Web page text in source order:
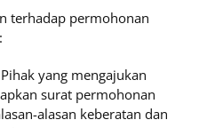
terhadap permohonan
Pihak yang mengajukan
surat permohonan
alasan keberatan dan